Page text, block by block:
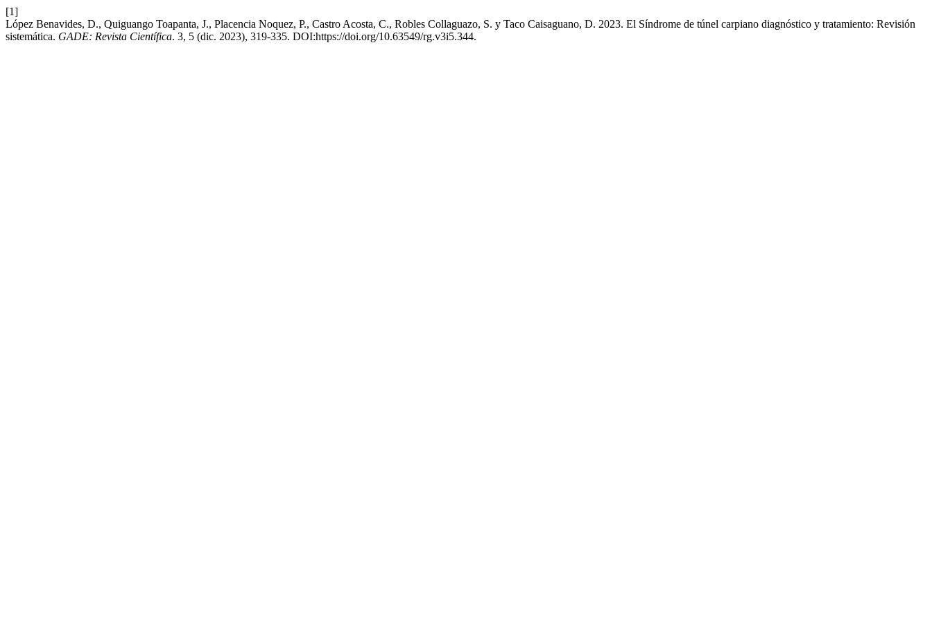
[1]
López Benavides, D., Quiguango Toapanta, J., Placencia Noquez, P., Castro Acosta, C., Robles Collaguazo, S. y Taco Caisaguano, D. 2023. El Síndrome de túnel carpiano diagnóstico y tratamiento: Revisión
sistemática. GADE: Revista Científica. 3, 5 (dic. 2023), 319-335. DOI:https://doi.org/10.63549/rg.v3i5.344.